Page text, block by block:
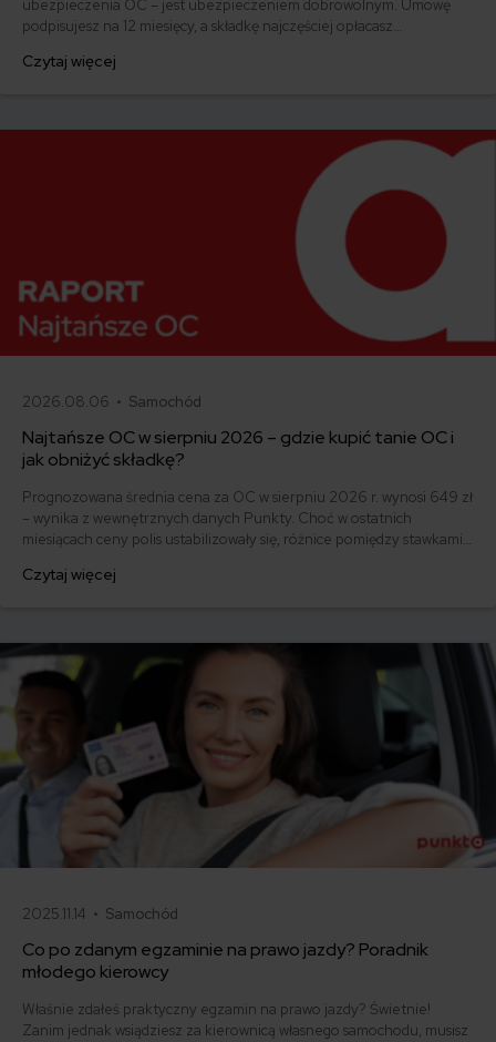
ubezpieczenia OC – jest ubezpieczeniem dobrowolnym. Umowę
podpisujesz na 12 miesięcy, a składkę najczęściej opłacasz
ofertę lub zdecydowałeś się sprzedać samochód w trakcie trwania
Czytaj więcej
2026.08.06 • Samochód
Najtańsze OC w sierpniu 2026 – gdzie kupić tanie OC i
jak obniżyć składkę?
Prognozowana średnia cena za OC w sierpniu 2026 r. wynosi 649 zł
– wynika z wewnętrznych danych Punkty. Choć w ostatnich
miesiącach ceny polis ustabilizowały się, różnice pomiędzy stawkami
500 zł, inni – powyżej 1500 zł. Gdzie znaleźć najtańsze OC w Polsce
Czytaj więcej
2025.11.14 • Samochód
Co po zdanym egzaminie na prawo jazdy? Poradnik
młodego kierowcy
Właśnie zdałeś praktyczny egzamin na prawo jazdy? Świetnie!
Zanim jednak wsiądziesz za kierownicą własnego samochodu, musisz